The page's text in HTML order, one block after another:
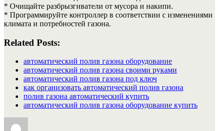
* Очищайте разбрызгиватели от мусора и накипи.
* Программируйте контроллер в соответствии с изменениями
климата и потребностей газона.
Related Posts:
автоматический полив газона оборудование
автоматический полив газона своими руками
автоматический полив газона под ключ
как организовать автоматический полив газона
полив газона автоматический купить
автоматический полив газона оборудование купить